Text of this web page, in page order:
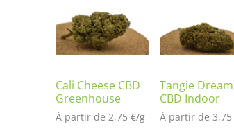
Cali Cheese CBD
Greenhouse
À partir de 2,75 €/g
Tangie Dream
CBD Indoor
À partir de 3,75